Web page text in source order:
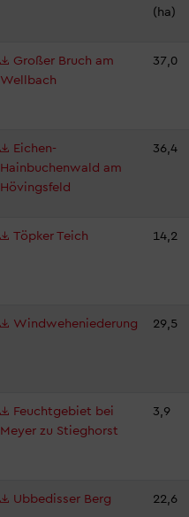
(ha)
Großer Bruch am
Wellbach
37,0
Eichen-
Hainbuchenwald am
Hövingsfeld
36,4
Töpker Teich 14,2
Windweheniederung 29,5
Feuchtgebiet bei
Meyer zu Stieghorst
3,9
Ubbedisser Berg 22,6